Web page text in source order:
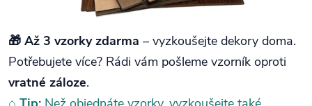
🎁 Až 3 vzorky zdarma – vyzkoušejte dekory doma.
Potřebujete více? Rádi vám pošleme vzorník oproti
vratné záloze.